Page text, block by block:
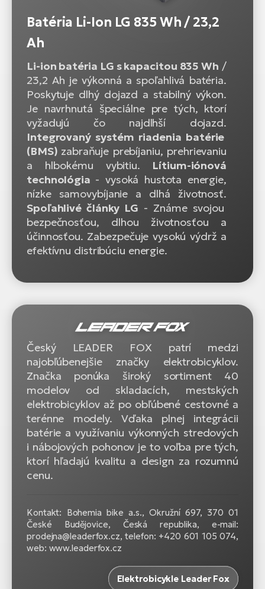
Batéria Li-Ion LG 835 Wh / 23,2
Ah
Li-ion batéria LG s kapacitou 835 Wh /
23,2 Ah je výkonná a spoľahlivá batéria.
Poskytuje dlhý dojazd a stabilný výkon.
Je navrhnutá špeciálne pre tých, ktorí
vyžadujú čo najdlhší dojazd.
Integrovaný systém riadenia batérie
(BMS) zabraňuje prebíjaniu, prehrievaniu
a hlbokému vybitiu. Lítium-iónová
technológia - vysoká hustota energie,
nízke samovybíjanie a dlhá životnosť.
Spoľahlivé články LG - Známe svojou
bezpečnosťou, dlhou životnosťou a
účinnosťou. Zabezpečuje vysokú výdrž a
efektívnu distribúciu energie.
Český LEADER FOX patrí medzi
najobľúbenejšie značky elektrobicyklov.
Značka ponúka široký sortiment 40
modelov od skladacích, mestských
elektrobicyklov až po obľúbené cestovné a
terénne modely. Vďaka plnej integrácii
batérie a využívaniu výkonných stredových
i nábojových pohonov je to voľba pre tých,
ktorí hľadajú kvalitu a design za rozumnú
cenu.
Kontakt: Bohemia bike a.s., Okružní 697, 370 01
České Budějovice, Česká republika, e-mail:
prodejna@leaderfox.cz, telefon: +420 601 105 074,
web: www.leaderfox.cz
Elektrobicykle Leader Fox